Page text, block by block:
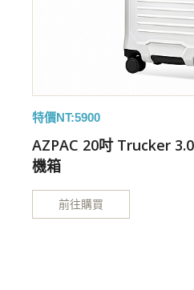
特價NT:5900
AZPAC 20吋 Trucker
機箱
前往購買